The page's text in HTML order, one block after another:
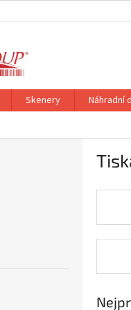
Skenery Náhradní